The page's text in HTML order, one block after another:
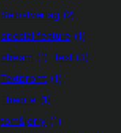
Selbstverlag (2)
special_feature (1)
stream (1) text (3)
Textpromt (1)
Theorie (1)
tom&jerry (1)